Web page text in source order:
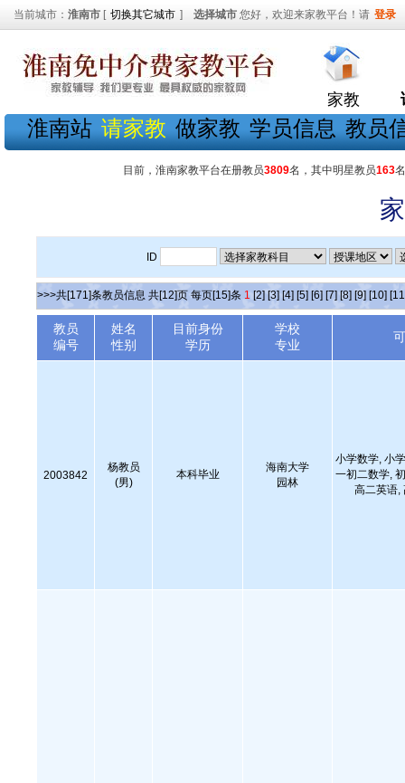
当前城市： 淮南市 [ 切换其它城市 ] 选择城市 您好，欢迎来家教平台！请 登录
家教
淮南站 请家教 做家教 学员信息 教员
目前，淮南家教平台在册教员3809名，其中明星教员163
ID
>>>共[171]条教员信息 共[12]页 每页[15]条 1 [2] [3] [4] [5] [6] [7] [8] [9] [10]
教员
编号
姓名
性别
目前身份
学历
学校
专业
2003842
杨教员
(男)
本科毕业
海南大学
园林
小学数学, 小
一初二数学,
高二英语,